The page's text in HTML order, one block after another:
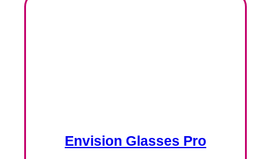
Envision Glasses Pro